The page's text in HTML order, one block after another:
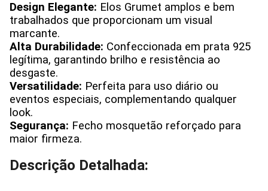
Design Elegante: Elos Grumet amplos e bem
trabalhados que proporcionam um visual
marcante.
Alta Durabilidade: Confeccionada em prata 925
legítima, garantindo brilho e resistência ao
desgaste.
Versatilidade: Perfeita para uso diário ou
eventos especiais, complementando qualquer
look.
Segurança: Fecho mosquetão reforçado para
maior firmeza.
Descrição Detalhada: